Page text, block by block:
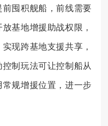
囤积舰船，前线需要
基地增援助战权限，
现跨基地支援共享，
制玩法可让控制船从
规增援位置，进一步